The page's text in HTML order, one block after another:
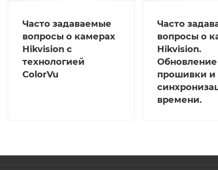
Рабочие условия: от -40 до +60 °C, влажность до 95%,
защита IP67.
Часто задаваемые
вопросы о камерах
Hikvision с
технологией
ColorVu
Часто
вопросы о
Hikvision.
Обновление
прошивки и
времени.